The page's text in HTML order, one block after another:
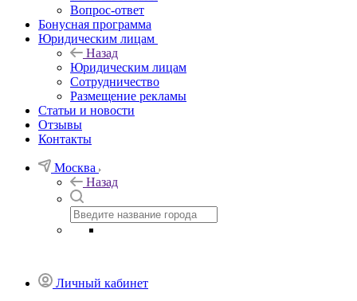
Вопрос-ответ
Бонусная программа
Юридическим лицам
Назад
Юридическим лицам
Сотрудничество
Размещение рекламы
Статьи и новости
Отзывы
Контакты
Москва
Назад
Личный кабинет